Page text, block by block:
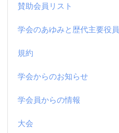
賛助会員リスト
学会のあゆみと歴代主要役員
規約
学会からのお知らせ
学会員からの情報
大会